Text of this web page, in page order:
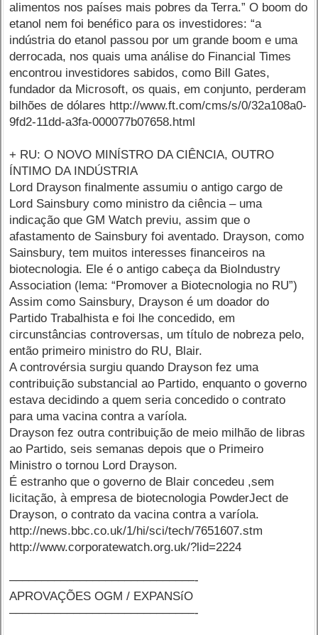
alimentos nos países mais pobres da Terra.” O boom do
etanol nem foi benéfico para os investidores: “a
indústria do etanol passou por um grande boom e uma
derrocada, nos quais uma análise do Financial Times
encontrou investidores sabidos, como Bill Gates,
fundador da Microsoft, os quais, em conjunto, perderam
bilhões de dólares http://www.ft.com/cms/s/0/32a108a0-
9fd2-11dd-a3fa-000077b07658.html
+ RU: O NOVO MINÍSTRO DA CIÊNCIA, OUTRO
ÍNTIMO DA INDÚSTRIA
Lord Drayson finalmente assumiu o antigo cargo de
Lord Sainsbury como ministro da ciência – uma
indicação que GM Watch previu, assim que o
afastamento de Sainsbury foi aventado. Drayson, como
Sainsbury, tem muitos interesses financeiros na
biotecnologia. Ele é o antigo cabeça da BioIndustry
Association (lema: “Promover a Biotecnologia no RU”)
Assim como Sainsbury, Drayson é um doador do
Partido Trabalhista e foi lhe concedido, em
circunstâncias controversas, um título de nobreza pelo,
então primeiro ministro do RU, Blair.
A controvérsia surgiu quando Drayson fez uma
contribuição substancial ao Partido, enquanto o governo
estava decidindo a quem seria concedido o contrato
para uma vacina contra a varíola.
Drayson fez outra contribuição de meio milhão de libras
ao Partido, seis semanas depois que o Primeiro
Ministro o tornou Lord Drayson.
É estranho que o governo de Blair concedeu ,sem
licitação, à empresa de biotecnologia PowderJect de
Drayson, o contrato da vacina contra a varíola.
http://news.bbc.co.uk/1/hi/sci/tech/7651607.stm
http://www.corporatewatch.org.uk/?lid=2224
–––––––––––––––––––––––––––––-
APROVAÇÕES OGM / EXPANSíO
–––––––––––––––––––––––––––––-